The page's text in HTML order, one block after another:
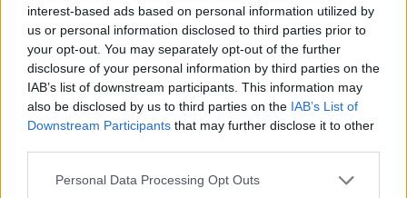
interest-based ads based on personal information utilized by
us or personal information disclosed to third parties prior to
your opt-out. You may separately opt-out of the further
disclosure of your personal information by third parties on the
IAB’s list of downstream participants. This information may
also be disclosed by us to third parties on the IAB’s List of
Downstream Participants that may further disclose it to other
Please note that this website/app uses one or more Google
Personal Data Processing Opt Outs
Οι επιστήμονες, που μελετούν την παγωμένη
Ήπειρο, έσπευσαν ενθουσιασμένοι να
απαθανατίσουν το εντυπωσιακό θέαμα.